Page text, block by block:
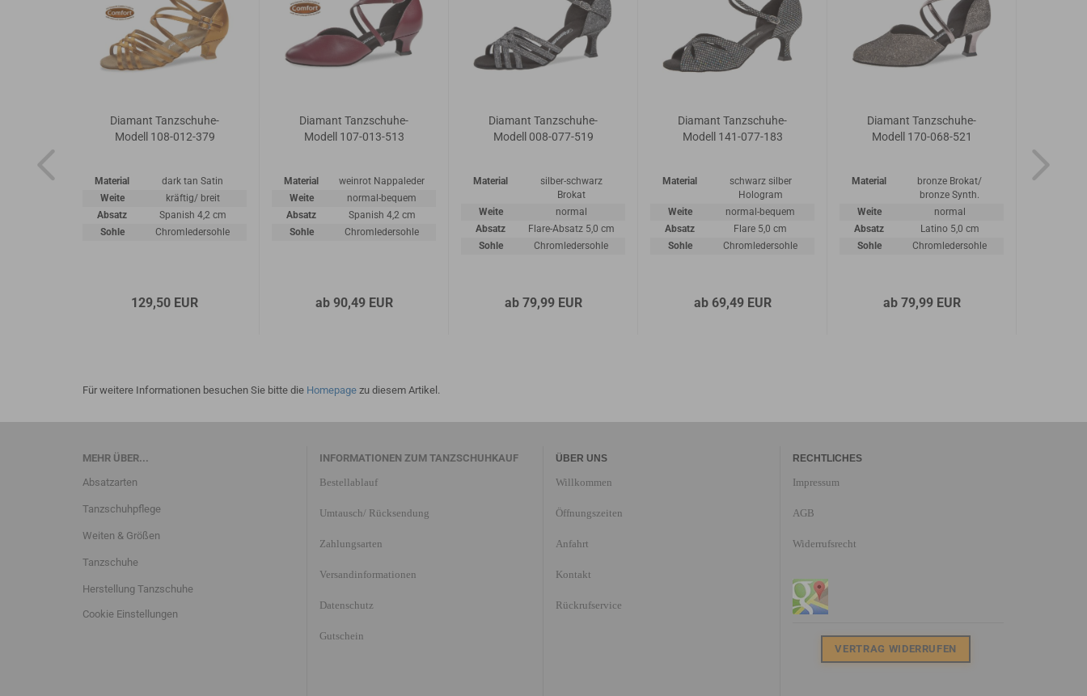
Diamant Tanzschuhe-
Modell 108-012-379
Material
dark tan Satin
Weite
kräftig/ breit
Absatz
Spanish 4,2 cm
Sohle
Chromledersohle
129,50 EUR
Diamant Tanzschuhe-
Modell 107-013-513
Material
weinrot Nappaleder
Weite
normal-bequem
Absatz
Spanish 4,2 cm
Sohle
Chromledersohle
ab 90,49 EUR
Diamant Tanzschuhe-
Modell 008-077-519
Material
silber-schwarz
Brokat
Weite
normal
Absatz
Flare-Absatz 5,0 cm
Sohle
Chromledersohle
ab 79,99 EUR
Diamant Tanzschuhe-
Modell 141-077-183
Material
schwarz silber
Hologram
Weite
normal-bequem
Absatz
Flare 5,0 cm
Sohle
Chromledersohle
ab 69,49 EUR
Diamant Tanzschuhe-
Modell 170-068-521
Material
bronze Brokat/
bronze Synth.
Weite
normal
Absatz
Latino 5,0 cm
Sohle
Chromledersohle
ab 79,99 EUR
Für weitere Informationen besuchen Sie bitte die Homepage zu diesem Artikel.
MEHR ÜBER...
Absatzarten
Tanzschuhpflege
Weiten & Größen
Tanzschuhe
Herstellung Tanzschuhe
Cookie Einstellungen
INFORMATIONEN ZUM TANZSCHUHKAUF
Bestellablauf
Umtausch/ Rücksendung
Zahlungsarten
Versandinformationen
Datenschutz
Gutschein
ÜBER UNS
Willkommen
Öffnungszeiten
Anfahrt
Kontakt
Rückrufservice
RECHTLICHES
Impressum
AGB
Widerrufsrecht
VERTRAG WIDERRUFEN